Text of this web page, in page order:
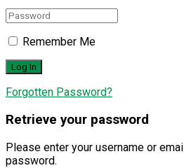
Remember Me
Forgotten Password?
Retrieve your password
Please enter your username or
password.